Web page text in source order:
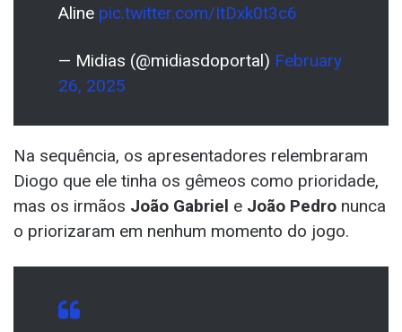
Aline pic.twitter.com/ItDxk0t3c6
— Midias (@midiasdoportal) February
26, 2025
Na sequência, os apresentadores relembraram
Diogo que ele tinha os gêmeos como prioridade,
mas os irmãos João Gabriel e João Pedro nunca
o priorizaram em nenhum momento do jogo.